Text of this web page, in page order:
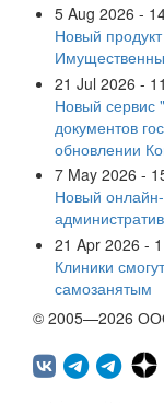
5 Aug 2026 -
Новый
21 Jul 2026 -
Новый сервис
документов
обновлении
7 May 2026 -
Новый
21 Apr 2026 -
Клиники
самозанятым
© 2005—2026